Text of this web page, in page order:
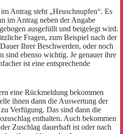
Antrag steht „Heuschnupfen“. Es
im Antrag neben der Angabe
ausgefüllt und beigelegt wird.
Fragen, zum Beispiel nach der
Ihrer Beschwerden, oder noch
sind ebenso wichtig. Je genauer ihre
ist eine entsprechende
eine Rückmeldung bekommen
ihnen dann die Auswertung der
Verfügung. Das sind dann die
enthalten. Auch bekommen
Zuschlag dauerhaft ist oder nach